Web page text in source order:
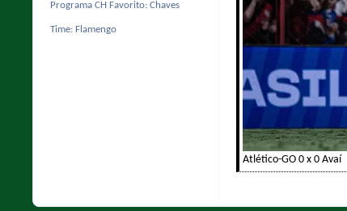
Programa CH Favorito: Chaves
Time: Flamengo
Atlético-GO 0 x 0 Avaí